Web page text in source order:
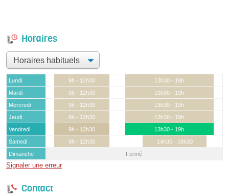
Horaires
Lundi 9h - 12h30
13h30 - 19h
Mardi
9h - 12h30
13h30 - 19h
Mercredi
9h - 12h30
13h30 - 19h
Jeudi
9h - 12h30
13h30 - 19h
Vendredi
9h - 12h30
13h30 - 19h
Samedi
9h - 12h30
14h30 - 18h30
Dimanche
Fermé
Signaler une erreur
Contact